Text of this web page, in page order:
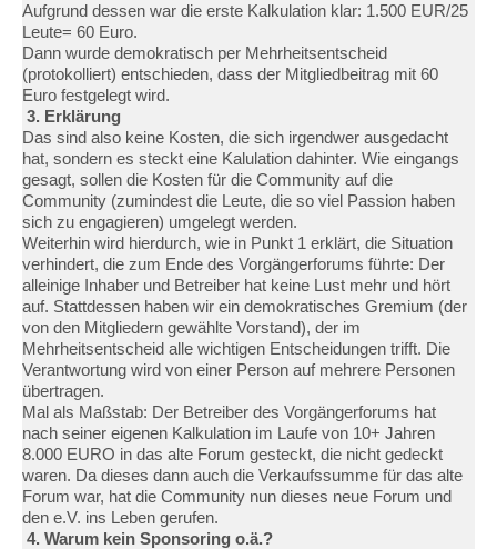
Aufgrund dessen war die erste Kalkulation klar: 1.500 EUR/25
Leute= 60 Euro.
Dann wurde demokratisch per Mehrheitsentscheid
(protokolliert) entschieden, dass der Mitgliedbeitrag mit 60
Euro festgelegt wird.
3. Erklärung
Das sind also keine Kosten, die sich irgendwer ausgedacht
hat, sondern es steckt eine Kalulation dahinter. Wie eingangs
gesagt, sollen die Kosten für die Community auf die
Community (zumindest die Leute, die so viel Passion haben
sich zu engagieren) umgelegt werden.
Weiterhin wird hierdurch, wie in Punkt 1 erklärt, die Situation
verhindert, die zum Ende des Vorgängerforums führte: Der
alleinige Inhaber und Betreiber hat keine Lust mehr und hört
auf. Stattdessen haben wir ein demokratisches Gremium (der
von den Mitgliedern gewählte Vorstand), der im
Mehrheitsentscheid alle wichtigen Entscheidungen trifft. Die
Verantwortung wird von einer Person auf mehrere Personen
übertragen.
Mal als Maßstab: Der Betreiber des Vorgängerforums hat
nach seiner eigenen Kalkulation im Laufe von 10+ Jahren
8.000 EURO in das alte Forum gesteckt, die nicht gedeckt
waren. Da dieses dann auch die Verkaufssumme für das alte
Forum war, hat die Community nun dieses neue Forum und
den e.V. ins Leben gerufen.
4. Warum kein Sponsoring o.ä.?